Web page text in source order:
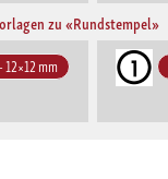
zu «Rundstempel»
mm